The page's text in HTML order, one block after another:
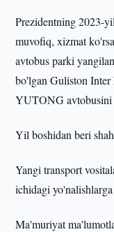
Prezidentning 2023-
muvofiq, xizmat
avtobus parki
bo'lgan Guliston
YUTONG avtobusini
Yil boshidan beri
Yangi transport
ichidagi
Ma'muriyat